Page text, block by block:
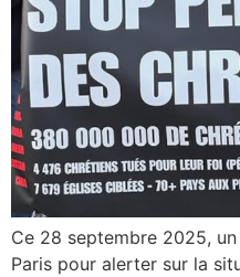
Ce 28 septembre 2025, un
Paris pour alerter sur la